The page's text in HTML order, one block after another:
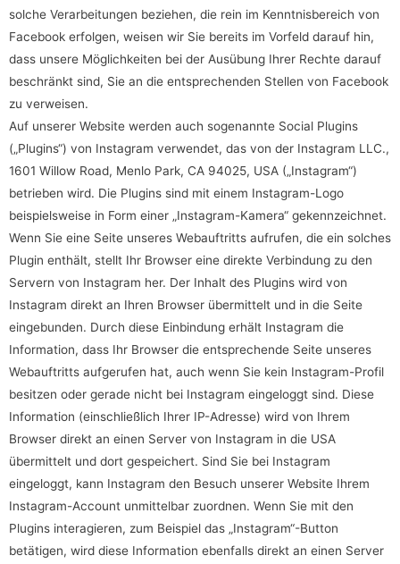
solche Verarbeitungen beziehen, die rein im Kenntnisbereich von
Facebook erfolgen, weisen wir Sie bereits im Vorfeld darauf hin,
dass unsere Möglichkeiten bei der Ausübung Ihrer Rechte darauf
beschränkt sind, Sie an die entsprechenden Stellen von Facebook
zu verweisen.
Auf unserer Website werden auch sogenannte Social Plugins
(„Plugins“) von Instagram verwendet, das von der Instagram LLC.,
1601 Willow Road, Menlo Park, CA 94025, USA („Instagram“)
betrieben wird. Die Plugins sind mit einem Instagram-Logo
beispielsweise in Form einer „Instagram-Kamera“ gekennzeichnet.
Wenn Sie eine Seite unseres Webauftritts aufrufen, die ein solches
Plugin enthält, stellt Ihr Browser eine direkte Verbindung zu den
Servern von Instagram her. Der Inhalt des Plugins wird von
Instagram direkt an Ihren Browser übermittelt und in die Seite
eingebunden. Durch diese Einbindung erhält Instagram die
Information, dass Ihr Browser die entsprechende Seite unseres
Webauftritts aufgerufen hat, auch wenn Sie kein Instagram-Profil
besitzen oder gerade nicht bei Instagram eingeloggt sind. Diese
Information (einschließlich Ihrer IP-Adresse) wird von Ihrem
Browser direkt an einen Server von Instagram in die USA
übermittelt und dort gespeichert. Sind Sie bei Instagram
eingeloggt, kann Instagram den Besuch unserer Website Ihrem
Instagram-Account unmittelbar zuordnen. Wenn Sie mit den
Plugins interagieren, zum Beispiel das „Instagram“-Button
betätigen, wird diese Information ebenfalls direkt an einen Server